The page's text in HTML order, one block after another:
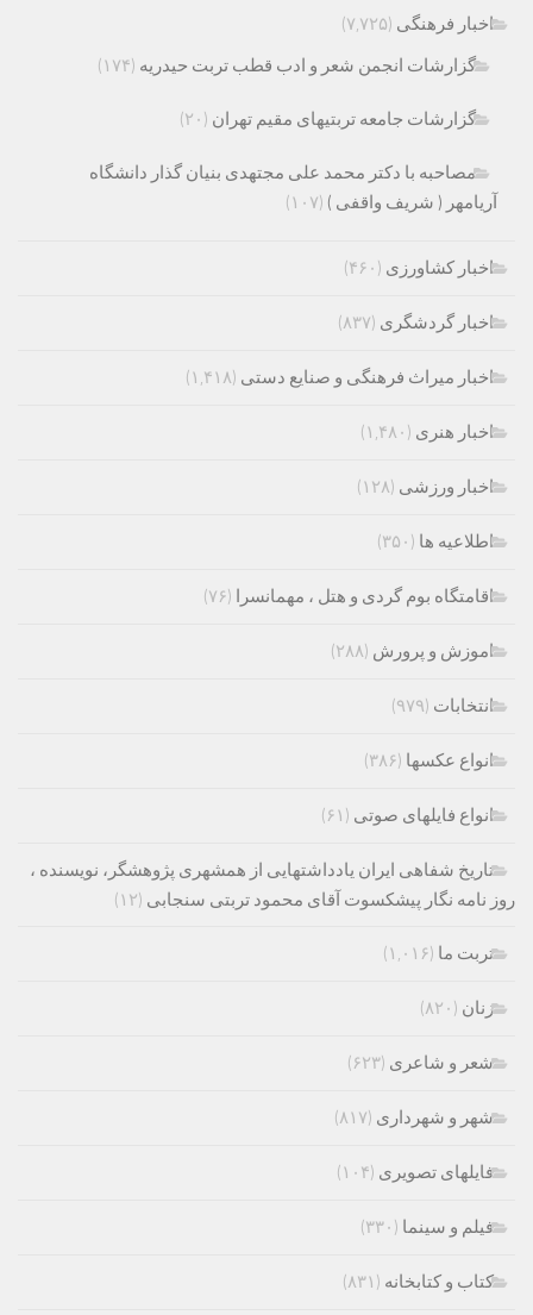
اخبار فرهنگی (۷,۷۲۵)
گزارشات انجمن شعر و ادب قطب تربت حیدریه (۱۷۴)
گزارشات جامعه تربتیهای مقیم تهران (۲۰)
مصاحبه با دکتر محمد علی مجتهدی بنیان گذار دانشگاه
آریامهر ( شریف واقفی ) (۱۰۷)
اخبار کشاورزی (۴۶۰)
اخبار گردشگری (۸۳۷)
اخبار میراث فرهنگی و صنایع دستی (۱,۴۱۸)
اخبار هنری (۱,۴۸۰)
اخبار ورزشی (۱۲۸)
اطلاعیه ها (۳۵۰)
اقامتگاه بوم گردی و هتل ، مهمانسرا (۷۶)
اموزش و پرورش (۲۸۸)
انتخابات (۹۷۹)
انواع عکسها (۳۸۶)
انواع فایلهای صوتی (۶۱)
تاریخ شفاهی ایران یادداشتهایی از همشهری پژوهشگر، نویسنده ،
روز نامه نگار پیشکسوت آقای محمود تربتی سنجابی (۱۲)
تربت ما (۱,۰۱۶)
زنان (۸۲۰)
شعر و شاعری (۶۲۳)
شهر و شهرداری (۸۱۷)
فایلهای تصویری (۱۰۴)
فیلم و سینما (۳۳۰)
کتاب و کتابخانه (۸۳۱)